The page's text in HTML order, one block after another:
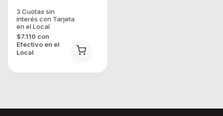
$7.110 con
Efectivo en el
Local